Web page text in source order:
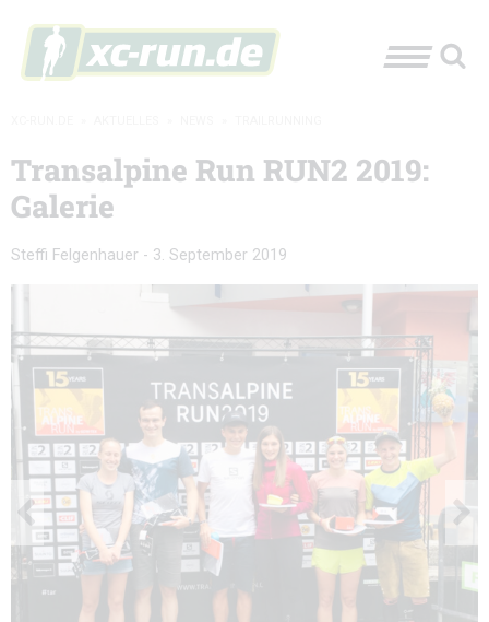
Transalpine Run RUN2 2019:
Galerie
Steffi Felgenhauer - 3. September 2019